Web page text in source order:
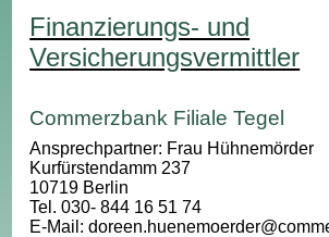
Finanzierungs- und
Versicherungsvermittler
Commerzbank Filiale Tegel
Ansprechpartner: Frau Hühnemörder
Kurfürstendamm 237
10719 Berlin
Tel. 030- 844 16 51 74
E-Mail: